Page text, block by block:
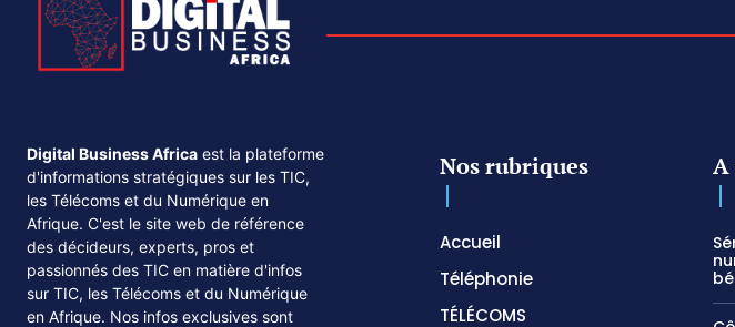
Digital Business Africa est la plateforme
d'informations stratégiques sur les TIC,
les Télécoms et du Numérique en
Afrique. C'est le site web de référence
des décideurs, experts, pros et
passionnés des TIC en matière d'infos
sur TIC, les Télécoms et du Numérique
en Afrique. Nos infos exclusives sont
Nos rubriques
Accueil
Téléphonie
TÉLÉCOMS
A